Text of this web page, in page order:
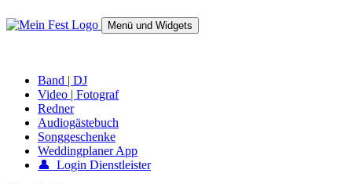
zum
Menü und Widgets
Band | DJ
Video | Fotograf
Redner
Audiogästebuch
Songgeschenke
Weddingplaner App
👤 Login Dienstleister